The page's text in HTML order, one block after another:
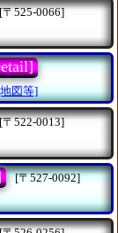
[〒525-0066]
図等]
[〒522-0013]
[〒527-0092]